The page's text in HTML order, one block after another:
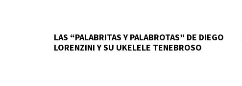
LAS “PALABRITAS Y PALABROTAS” DE DIEGO
LORENZINI Y SU UKELELE TENEBROSO